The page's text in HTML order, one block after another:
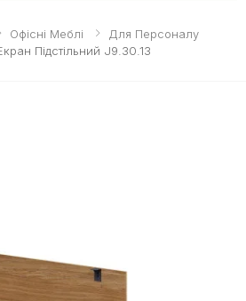
Офісні Меблі
Для Персоналу
Підстільний J9.30.13